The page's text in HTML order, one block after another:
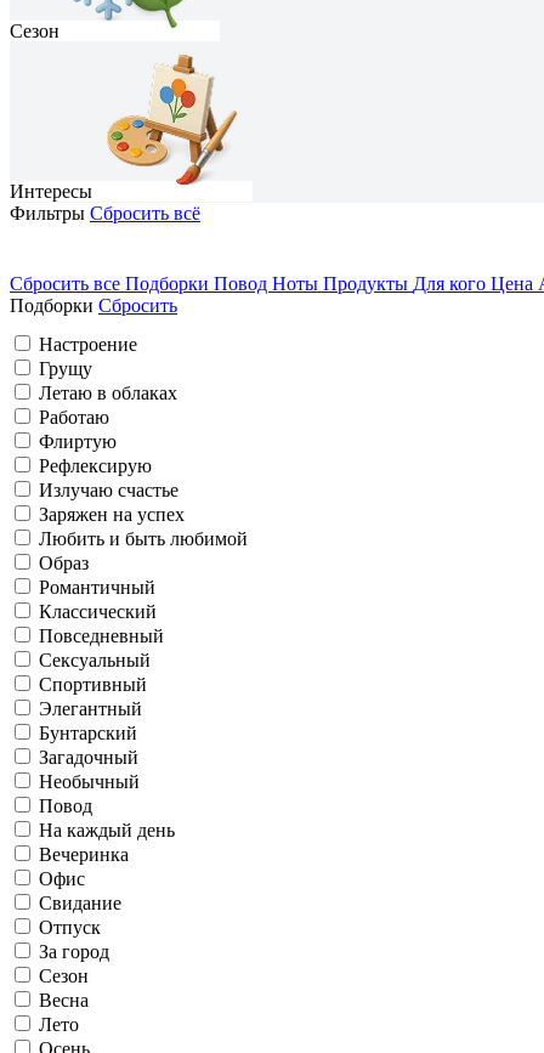
Сезон
Интересы
Грущу
Летаю в облаках
Работаю
Флиртую
Рефлексирую
Романтичный
Классический
Повседневный
Сексуальный
Спортивный
На каждый день
Вечеринка
Офис
Свидание
Отпуск
За город
Весна
Лето
Осень
Зима
Домосед
Путешествую
Саморазвитие
Готовлю и ем
Живу в соцсетях
Фильтры Сбросить всё
Сбросить все Подборки Повод Ноты Продукты Для кого Цена
Подборки Сбросить
Настроение
Грущу
Летаю в облаках
Работаю
Флиртую
Рефлексирую
Излучаю счастье
Заряжен на успех
Любить и быть любимой
Образ
Романтичный
Классический
Повседневный
Сексуальный
Спортивный
Элегантный
Бунтарский
Загадочный
Необычный
Повод
На каждый день
Вечеринка
Офис
Свидание
Отпуск
За город
Сезон
Весна
Лето
Осень